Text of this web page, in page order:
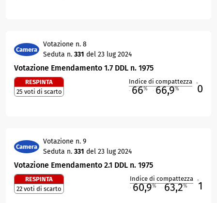
Camera
Votazione n. 8
Seduta n. 331 del 23 lug 2024
Votazione Emendamento 1.7 DDL n. 1975
RESPINTA
25 voti di scarto
Indice di compattezza
66% 66,9% 0
Camera
Votazione n. 9
Seduta n. 331 del 23 lug 2024
Votazione Emendamento 2.1 DDL n. 1975
RESPINTA
22 voti di scarto
Indice di compattezza
60,9% 63,2% 1